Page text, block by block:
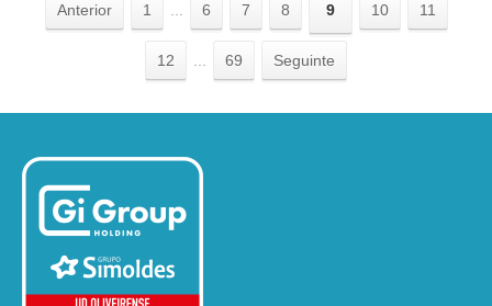
Anterior 1 ... 6 7 8 9 10 11
12 ... 69 Seguinte